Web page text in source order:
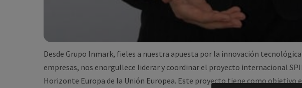
Desde Grupo Inmark, fieles a nuestra apuesta por la innovación
empresas, nos enorgullece liderar y coordinar el proyecto internacional
Horizonte Europa de la Unión Europea. Este proyecto tiene como objetivo